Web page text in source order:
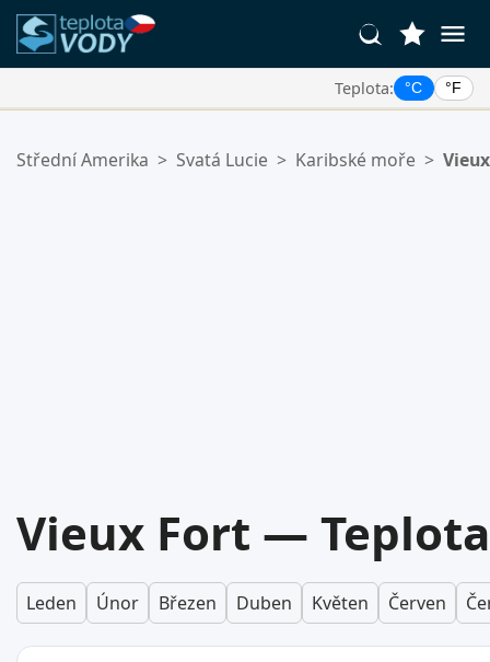
Teplota: °C °F
Váš seznam oblíbených je prázdný.
Střední Amerika > Svatá Lucie > Karibské moře >
Vieux Fort —
Leden Únor Březen Duben Květen Červen